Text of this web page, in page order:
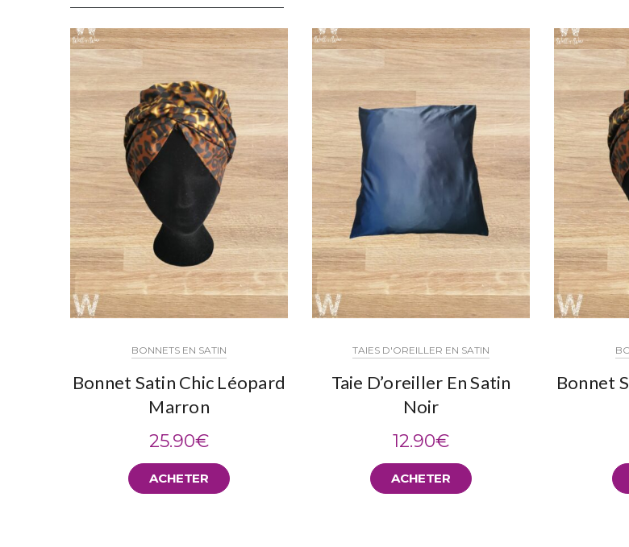
BONNETS EN SATIN
Bonnet Satin Chic Léopard
Marron
25.90€
ACHETER
TAIES D'OREILLER EN SATIN
Taie D’oreiller En Satin
Noir
12.90€
ACHETER
Bonnet